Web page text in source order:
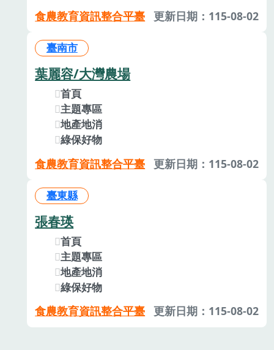
食農教育資訊整合平臺 更新日期：115-08-02
臺南市
葉麗容/大灣農場
首頁
主題專區
地產地消
綠保好物
食農教育資訊整合平臺 更新日期：115-08-02
臺東縣
張春瑛
首頁
主題專區
地產地消
綠保好物
食農教育資訊整合平臺 更新日期：115-08-02